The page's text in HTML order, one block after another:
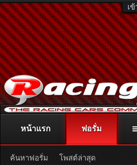
เ
ติดต่อลงโฆษณา
หรืออ่านรายละเอียดเพิ่ม
หน้าแรก ฟอรั่ม
ค้นหาฟอรั่ม โพสต์ล่าสุด